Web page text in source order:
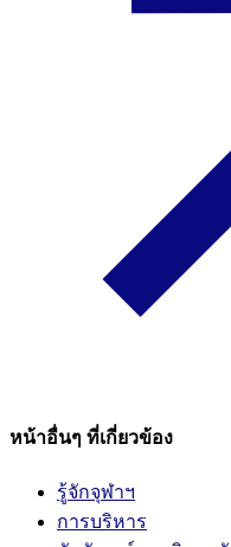
หน้าอื่นๆ ที่เกี่ยวข้อง
รู้จักจุฬาฯ
การบริหาร